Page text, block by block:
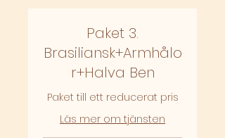
Paket 3.
Brasiliansk+Armhålo
r+Halva Ben
Paket till ett reducerat pris
Läs mer om tjänsten